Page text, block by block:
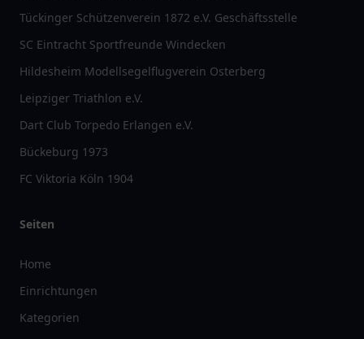
Tückinger Schützenverein 1872 e.V. Geschäftsstelle
SC Eintracht Sportfreunde Windecken
Hildesheim Modellsegelflugverein Osterberg
Leipziger Triathlon e.V.
Dart Club Torpedo Erlangen e.V.
Bückeburg 1973
FC Viktoria Köln 1904
Seiten
Home
Einrichtungen
Kategorien